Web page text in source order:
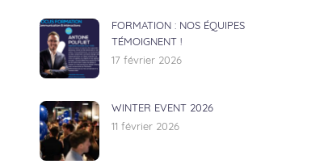
FORMATION : NOS ÉQUIPES
TÉMOIGNENT !
17 février 2026
WINTER EVENT 2026
11 février 2026